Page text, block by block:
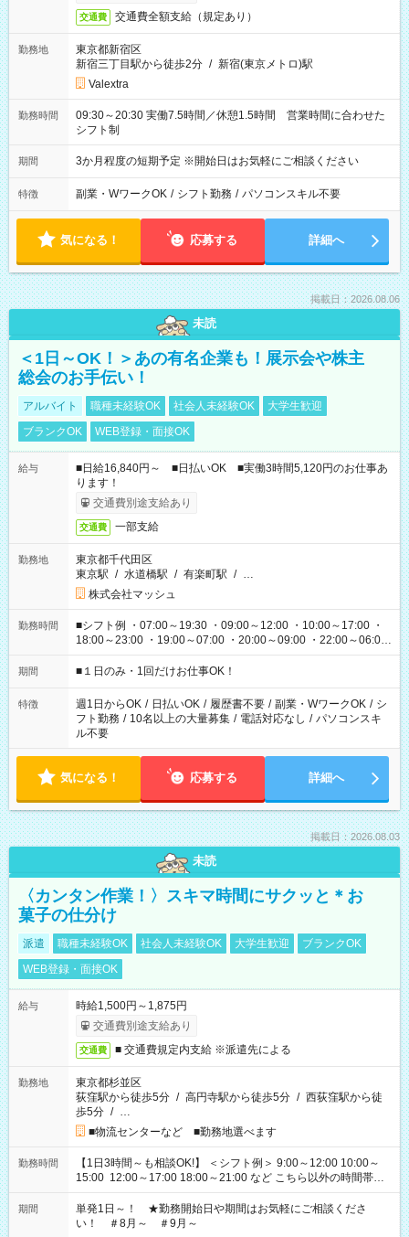
交通費 交通費全額支給（規定あり）
勤務地
東京都新宿区
新宿三丁目駅から徒歩2分 / 新宿(東京メトロ)駅
Valextra
勤務時間
09:30～20:30 実働7.5時間／休憩1.5時間 営業時間に合わせた
シフト制
期間 3か月程度の短期予定 ※開始日はお気軽にご相談ください
特徴 副業・WワークOK / シフト勤務 / パソコンスキル不要
気になる！ 応募する 詳細へ
掲載日：2026.08.06
未読
＜1日～OK！＞あの有名企業も！展示会や株主
総会のお手伝い！
アルバイト 職種未経験OK 社会人未経験OK
大学生歓迎
ブランクOK
WEB登録・面接OK
給与
■日給16,840円～ ■日払いOK ■実働3時間5,120円のお仕事あ
ります！
交通費別途支給あり
交通費 一部支給
勤務地
東京都千代田区
東京駅 / 水道橋駅 / 有楽町駅 / …
株式会社マッシュ
勤務時間
■シフト例 ・07:00～19:30 ・09:00～12:00 ・10:00～17:00 ・
18:00～23:00 ・19:00～07:00 ・20:00～09:00 ・22:00～06:00
etc ★最短で3時間で5,120円のお仕事から 15時間で2万円近く稼
げるお仕事も！ ご希望のお時間に合わせてご紹介！ ※シフトは
ください！
期間 ■１日のみ・1回だけお仕事OK！
特徴 週1日からOK / 日払いOK / 履歴書不要 / 副業・WワークOK / シ
フト勤務 / 10名以上の大量募集 / 電話対応なし / パソコンスキ
ル不要
気になる！ 応募する 詳細へ
掲載日：2026.08.03
未読
〈カンタン作業！〉スキマ時間にサクッと＊お
菓子の仕分け
派遣 職種未経験OK 社会人未経験OK 大学生歓迎
ブランクOK
WEB登録・面接OK
給与
時給1,500円～1,875円
交通費別途支給あり
交通費 ■ 交通費規定内支給 ※派遣先による
勤務地
東京都杉並区
荻窪駅から徒歩5分 / 高円寺駅から徒歩5分 / 西荻窪駅から徒
歩5分 / …
■物流センターなど ■勤務地選べます
勤務時間
【1日3時間～も相談OK!】 ＜シフト例＞ 9:00～12:00 10:00～
15:00 12:00～17:00 18:00～21:00 など こちら以外の時間帯も
お気軽にご相談ください！
期間
単発1日～！ ★勤務開始日や期間はお気軽にご相談くださ
い！ ＃8月～ ＃9月～